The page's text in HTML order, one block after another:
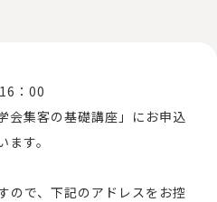
：00
会集客の基礎講座」にお申込
す。
ので、下記のアドレスをお控